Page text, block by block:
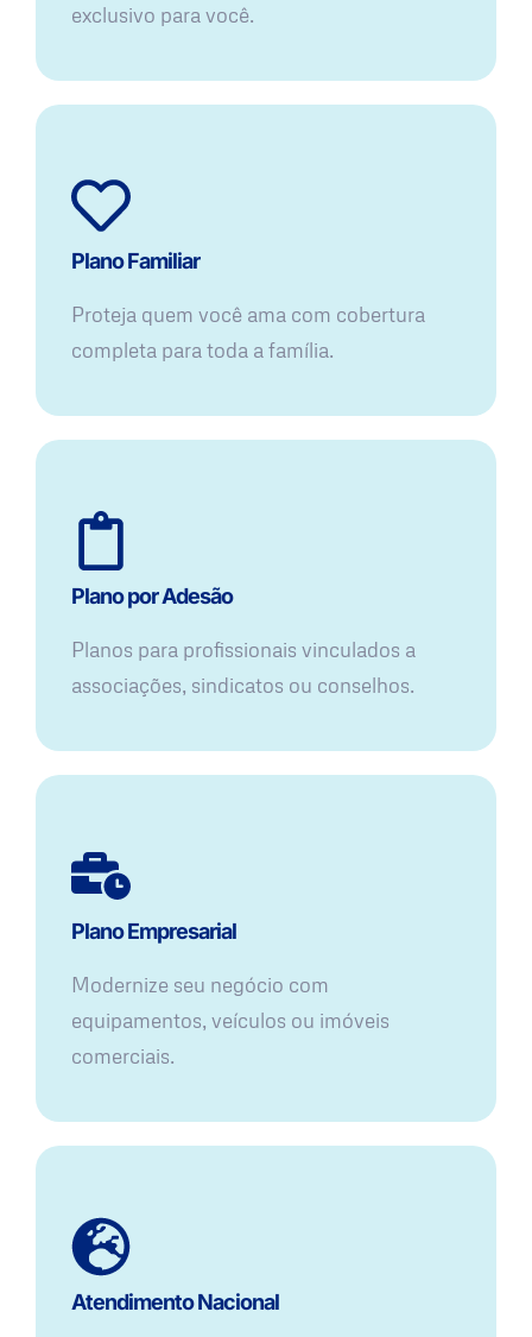
exclusivo para você.
Plano Familiar
Proteja quem você ama com cobertura
completa para toda a família.
Plano por Adesão
Planos para profissionais vinculados a
associações, sindicatos ou conselhos.
Plano Empresarial
Modernize seu negócio com
equipamentos, veículos ou imóveis
comerciais.
Atendimento Nacional